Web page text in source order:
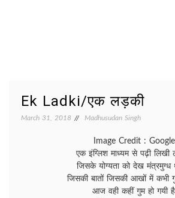
Ek Ladki/एक लड़की
March 31, 2018 Madhusudan Singh
Image Credit : Google
एक इंग्लिश माध्यम से पढ़ी लिखी
जिसके योग्यता को देख मंत्रमुग्ध
जिसकी बातों जिसकी आखों में कभी
आज वही कहीं गुम हो गयी